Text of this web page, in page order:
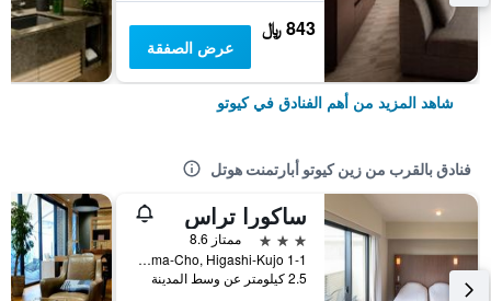
843 ﷼
عرض الصفقة
شاهد المزيد من أهم الفنادق في كيوتو
فنادق بالقرب من زين كيوتو أبارتمنت هوتل
ساكورا تراس
3 نجوم
ممتاز 8.6
1-1 Karasuma-Cho, Higashi-Kujo, كيوتو, اليابان
2.5 كيلومتر عن وسط المدينة